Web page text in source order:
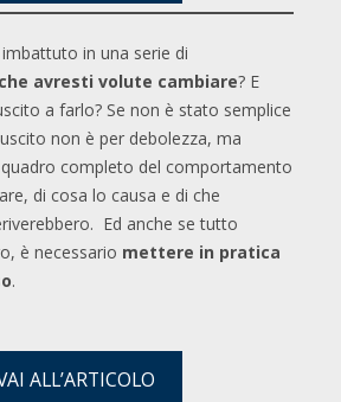
in una serie di
avresti volute cambiare? E
a farlo? Se non è stato semplice
non è per debolezza, ma
completo del comportamento
di cosa lo causa e di che
Ed anche se tutto
è necessario mettere in pratica
.
ALL’ARTICOLO